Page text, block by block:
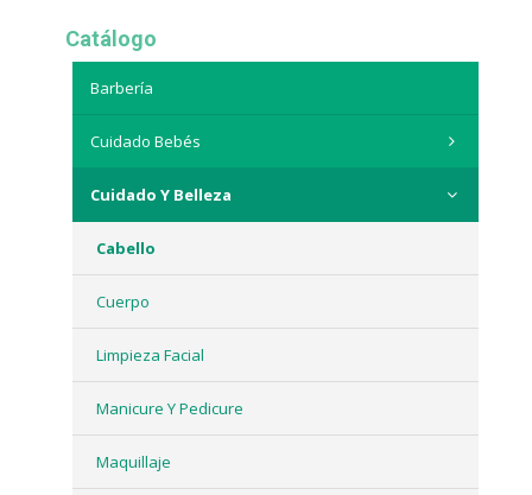
Catálogo
Barbería
Cuidado Bebés
Cuidado Y Belleza
Cabello
Cuerpo
Limpieza Facial
Manicure Y Pedicure
Maquillaje